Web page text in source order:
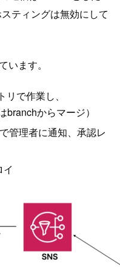
ティングは無効にして
います。
で作業し、
からマージ）
管理者に通知、承認レ